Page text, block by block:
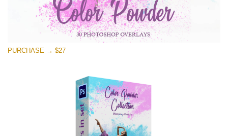
PURCHASE → $27